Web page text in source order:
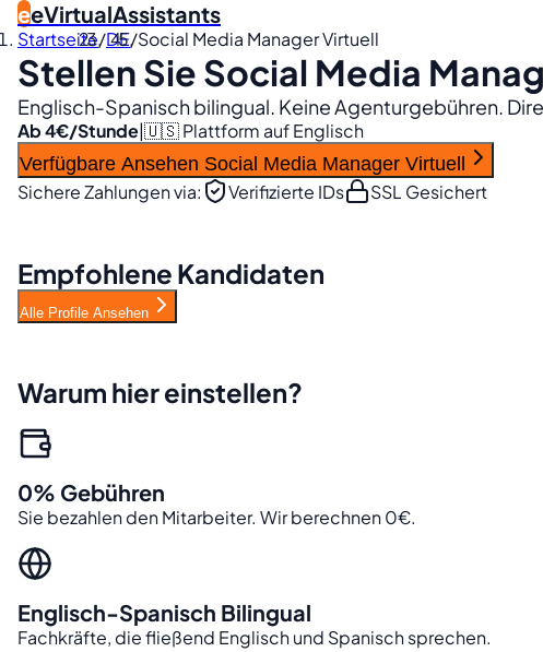
eeVirtualAssistants
Startseite/DE/Social Media Manager Virtuell
Stellen Sie Social Media
Englisch-Spanisch bilingual. Keine Agenturgebühren.
Ab 4€/Stunde|🇺🇸 Plattform auf Englisch
Verfügbare Ansehen Social Media Manager Virtuell
Sichere Zahlungen via: Verifizierte IDs SSL Gesichert
Empfohlene Kandidaten
Alle Profile Ansehen
Warum hier einstellen?
0% Gebühren
Sie bezahlen den Mitarbeiter. Wir berechnen 0€.
Englisch-Spanisch Bilingual
Fachkräfte, die fließend Englisch und Spanisch sprechen.